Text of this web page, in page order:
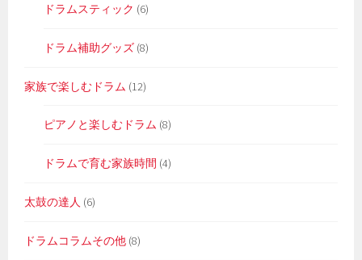
ドラムスティック (6)
ドラム補助グッズ (8)
家族で楽しむドラム (12)
ピアノと楽しむドラム (8)
ドラムで育む家族時間 (4)
太鼓の達人 (6)
ドラムコラムその他 (8)